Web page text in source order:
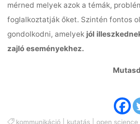
mérned melyek azok a témák,
foglalkoztatják őket. Szintén fontos
gondolkodni, amelyek jól
zajló eseményekhez.
kommunikáció kutatás open science